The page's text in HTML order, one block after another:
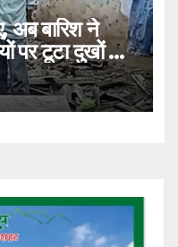
अब बारिश ने
पर टूटा दुखों का